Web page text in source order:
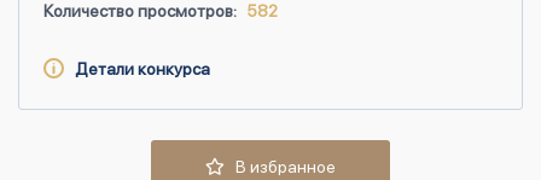
Количество просмотров: 582
Детали конкурса
В избранное